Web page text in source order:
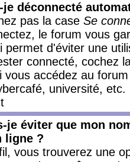
déconnecté
pas la case Se
le forum vous
permet d'éviter une
connecté, cochez
vous accédez au
université, etc.
je éviter que mon
ligne ?
vous trouverez une